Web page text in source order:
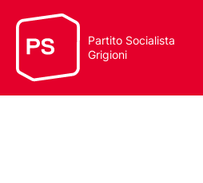
Partito Socialista
Grigioni